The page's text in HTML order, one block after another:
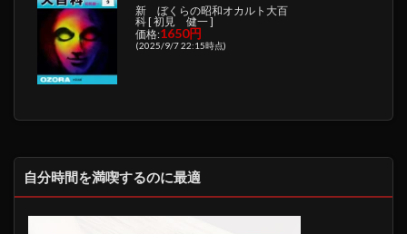
新 ぼくらの昭和オカルト大百
科 [ 初見 健一 ]
価格:1650円
(2025/9/7 22:15時点)
自分時間を満喫するのに最適